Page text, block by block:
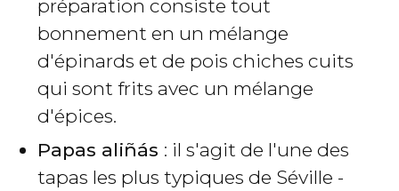
préparation consiste tout
bonnement en un mélange
d'épinards et de pois chiches cuits
qui sont frits avec un mélange
d'épices.
Papas aliñás : il s'agit de l'une des
tapas les plus typiques de Séville -